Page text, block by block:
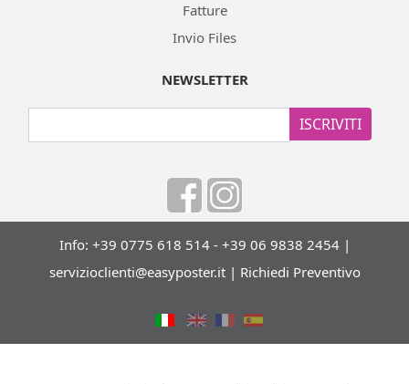
Fatture
Invio Files
NEWSLETTER
ISCRIVITI
Info: +39 0775 618 514 - +39 06 9838 2454 |
servizioclienti@easyposter.it| Richiedi Preventivo